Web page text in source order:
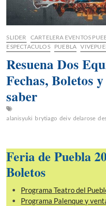
SLIDER CARTELERA EVENTOS
ESPECTACULOS
PUEBLA
Resuena Dos
Fechas, Boletos
saber
alanisyuki brytiago deiv delarose
Feria de Puebla
Boletos
Programa Teatro del
Programa Palenque y